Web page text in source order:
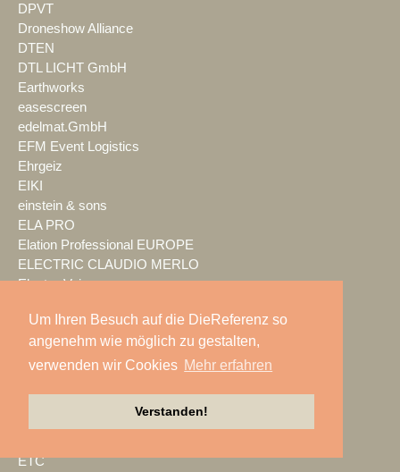
Um Ihren Besuch auf die DieReferenz so
angenehm wie möglich zu gestalten,
verwenden wir Cookies Mehr erfahren
Verstanden!
DPVT
Droneshow Alliance
DTEN
DTL LICHT GmbH
Earthworks
easescreen
edelmat.GmbH
EFM Event Logistics
Ehrgeiz
EIKI
einstein & sons
ELA PRO
Elation Professional EUROPE
ELECTRIC CLAUDIO MERLO
Electro-Voice
ENCIRCLED audio.solutions
Encore EMEA
Enova Solutions
ETC